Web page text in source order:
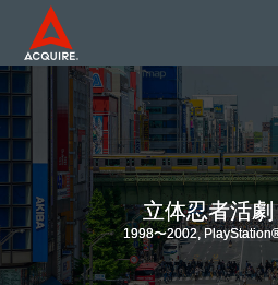
立体忍者活
1998〜2002,